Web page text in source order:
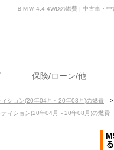
保険/ローン/他
ィション(20年04月～20年08月)の燃費 >
ティション(20年04月～20年08月)の燃費
ＢＭＷ 4.4 4WDの燃費 | 中古車・